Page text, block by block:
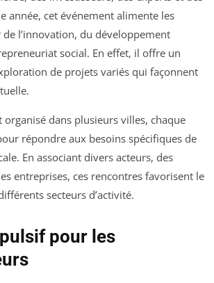
année, cet événement alimente les
l’innovation, du développement
social. En effet, il offre un
de projets variés qui façonnent
dans plusieurs villes, chaque
répondre aux besoins spécifiques de
En associant divers acteurs, des
entreprises, ces rencontres favorisent le
secteurs d’activité.
pour les